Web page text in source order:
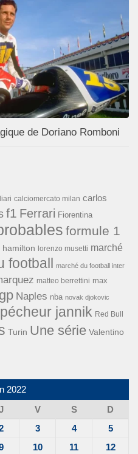
de Doriano Romboni
calciomercato milan carlos
f1 Ferrari Fiorentina
formule 1
hamilton lorenzo musetti marché
football marché du football inter
matteo berrettini max
Naples nba novak djokovic
pécheur jannik Red Bull
Turin Une série Valentino
2022
V S
D
3 4
5
10 11 12